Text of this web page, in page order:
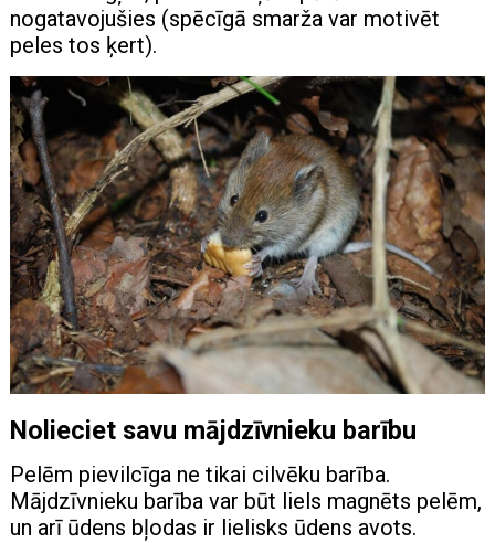
nogatavojušies (spēcīgā smarža var motivēt
peles tos ķert).
Nolieciet savu mājdzīvnieku barību
Pelēm pievilcīga ne tikai cilvēku barība.
Mājdzīvnieku barība var būt liels magnēts pelēm,
un arī ūdens bļodas ir lielisks ūdens avots.